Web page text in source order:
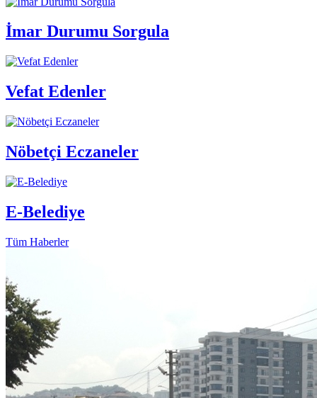
İmar Durumu Sorgula
Vefat Edenler
Nöbetçi Eczaneler
E-Belediye
Tüm Haberler